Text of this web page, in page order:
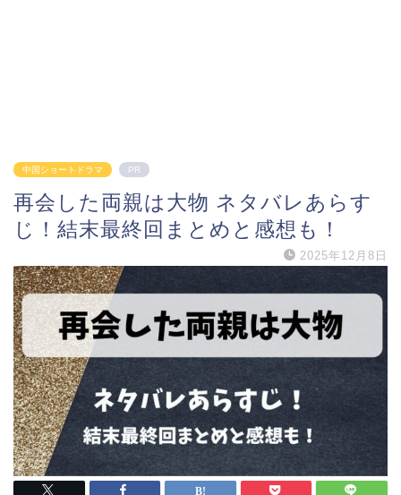
中国ショートドラマ PR
再会した両親は大物 ネタバレあらす
じ！結末最終回まとめと感想も！
2025年12月8日